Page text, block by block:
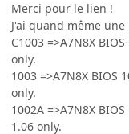
Merci pour le lien !
J'ai quand même
C1003 =>A7N8X
only.
1003 =>A7N8X BIOS
only.
1002A =>A7N8X
1.06 only.